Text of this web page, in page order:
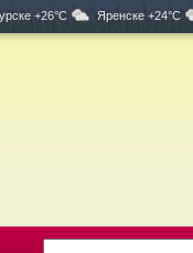
+26°C Яренске +24°C